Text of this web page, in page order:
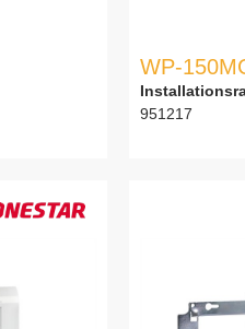
WP-
951217